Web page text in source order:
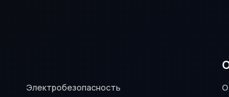
Электробезопасность